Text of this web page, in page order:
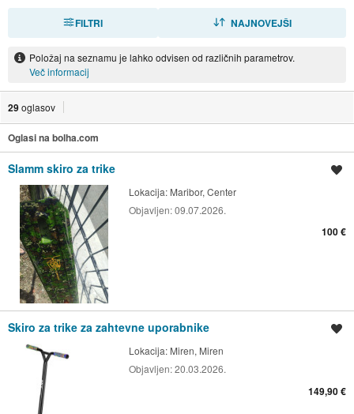
FILTRI NAJNOVEJŠI
Položaj na seznamu je lahko odvisen od različnih parametrov.
Več informacij
29oglasov
Oglasi na bolha.com
Slamm skiro za trike
Lokacija: Maribor, Center
Objavljen:09.07.2026.
100 €
Skiro za trike za zahtevne uporabnike
Lokacija: Miren, Miren
Objavljen:20.03.2026.
149,90 €